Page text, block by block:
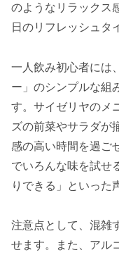
のようなリラックス
日のリフレッシュタ
一人飲み初心者には
ー」のシンプルな組
す。サイゼリヤのメ
ズの前菜やサラダが
感の高い時間を過ご
でいろんな味を試せ
りできる」といった
注意点として、混雑
せます。また、アル